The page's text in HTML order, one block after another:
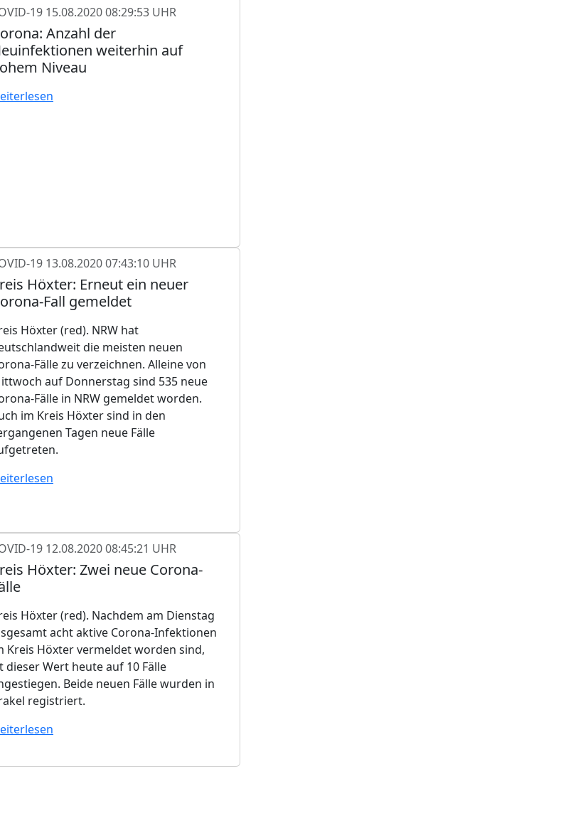
19 15.08.2020 08:29:53 UHR
Anzahl der
weiterhin auf
Niveau
19 13.08.2020 07:43:10 UHR
Höxter: Erneut ein neuer
Fall gemeldet
Höxter (red). NRW hat
die meisten neuen
Fälle zu verzeichnen. Alleine von
auf Donnerstag sind 535 neue
Fälle in NRW gemeldet worden.
im Kreis Höxter sind in den
Tagen neue Fälle
19 12.08.2020 08:45:21 UHR
Höxter: Zwei neue Corona-
Höxter (red). Nachdem am Dienstag
acht aktive Corona-Infektionen
Kreis Höxter vermeldet worden sind,
dieser Wert heute auf 10 Fälle
Beide neuen Fälle wurden in
registriert.